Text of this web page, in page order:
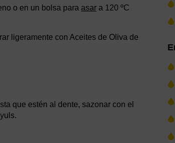
o en un bolsa para asar a 120 ºC
ligeramente con Aceites de Oliva de
que estén al dente, sazonar con el